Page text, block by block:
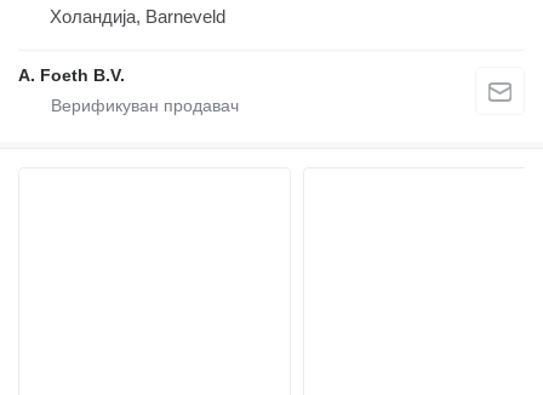
Холандија, Barneveld
A. Foeth B.V.